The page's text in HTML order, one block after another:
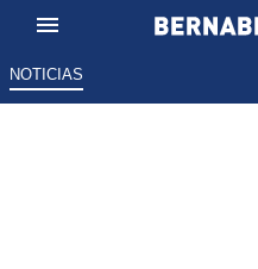
NOTICIAS